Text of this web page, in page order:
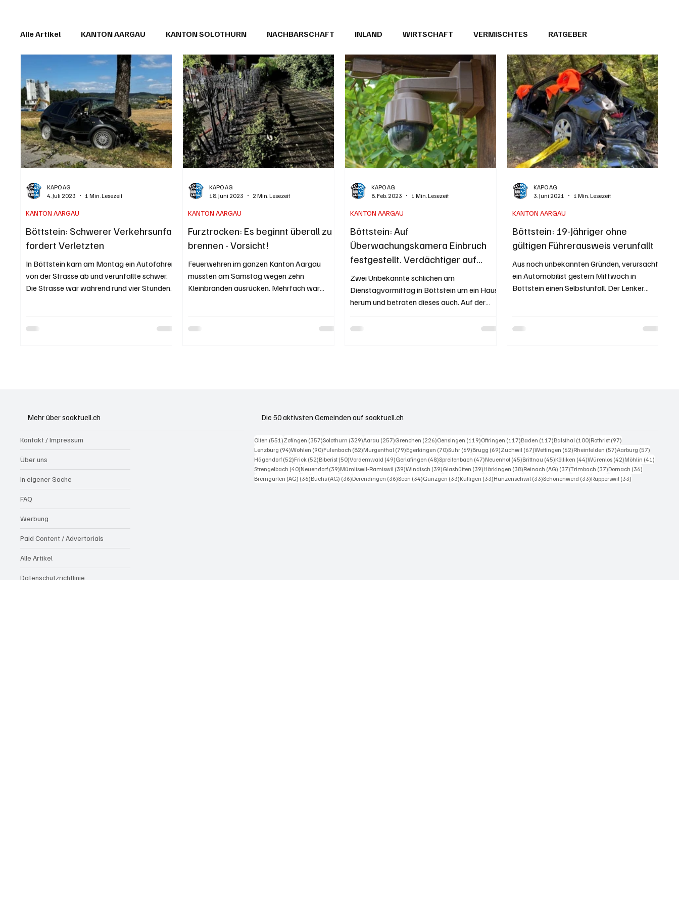
Alle Artikel KANTON AARGAU KANTON SOLOTHURN NACHBARSCHAFT INLAND WIRTSCHAFT VERMISCHTES RATGEBER
IN EIGENER SACHE KOMMENTARE LESERBRIEFE PUBLIREPORTAGEN TOPSTORY MUGA'26 GEMEINDEPORTRÄTS
Böttstein: Schwerer Verkehrsunfall
fordert Verletzten
In Böttstein kam am Montag ein Autofahrer
von der Strasse ab und verunfallte schwer.
Die Strasse war während rund vier Stunden
KANTON AARGAU
KAPO AG
4. Juli 2023
1 Min. Lesezeit
Furztrocken: Es beginnt überall zu
brennen - Vorsicht!
Feuerwehren im ganzen Kanton Aargau
mussten am Samstag wegen zehn
Kleinbränden ausrücken. Mehrfach war
KANTON AARGAU
KAPO AG
18. Juni 2023
2 Min. Lesezeit
Böttstein: Auf
Überwachungskamera Einbruch
festgestellt. Verdächtiger auf
Flucht festgenommen.
Zwei Unbekannte schlichen am
Dienstagvormittag in Böttstein um ein Haus
herum und betraten dieses auch. Auf der
KANTON AARGAU
KAPO AG
8. Feb. 2023
1 Min. Lesezeit
Böttstein: 19-Jähriger ohne
gültigen Führerausweis verunfallt
Aus noch unbekannten Gründen, verursachte
ein Automobilist gestern Mittwoch in
Böttstein einen Selbstunfall. Der Lenker
KANTON AARGAU
KAPO AG
3. Juni 2021
1 Min. Lesezeit
Mehr über soaktuell.ch
Kontakt / Impressum
Über uns
In eigener Sache
FAQ
Werbung
Paid Content / Advertorials
Alle Artikel
Datenschutzrichtlinie
Die 50 aktivsten Gemeinden auf soaktuell.ch
Olten (551)551 Beiträge
Zofingen (357)357 Beiträge
Solothurn (329)329 Beiträge
Aarau (257)257 Beiträge
Grenchen (226)226 Beiträge
Oensingen (119)119 Beiträge
Oftringen (117)117 Beiträge
Baden (117)117 Beiträge
Balsthal (100)100 Beiträge
Rothrist (97)
Lenzburg (94)94 Beiträge
Wohlen (90)90 Beiträge
Fulenbach (82)82 Beiträge
Murgenthal (79)79 Beiträge
Egerkingen (70)70 Beiträge
Suhr (69)69 Beiträge
Brugg (69)69 Beiträge
Zuchwil (67)67 Beiträge
Wettingen (62)62 Beiträge
Rheinfelden (57)57 Beiträge
Aarburg (57)
Hägendorf (52)52 Beiträge
Frick (52)52 Beiträge
Biberist (50)50 Beiträge
Vordemwald (49)49 Beiträge
Gerlafingen (48)48 Beiträge
Spreitenbach (47)47 Beiträge
Neuenhof (45)45 Beiträge
Brittnau (45)45 Beiträge
Kölliken (44)44 Beiträge
Würenlos (42)42 Beiträge
Möhlin (41)
Strengelbach (40)40 Beiträge
Neuendorf (39)39 Beiträge
Mümliswil-Ramiswil (39)39 Beiträge
Windisch (39)39 Beiträge
Glashütten (39)39 Beiträge
Härkingen (38)38 Beiträge
Reinach (AG) (37)37 Beiträge
Trimbach (37)37 Beiträge
Dornach (36)
Bremgarten (AG) (36)36 Beiträge
Buchs (AG) (36)36 Beiträge
Derendingen (36)36 Beiträge
Seon (34)34 Beiträge
Gunzgen (33)33 Beiträge
Küttigen (33)33 Beiträge
Hunzenschwil (33)33 Beiträge
Schönenwerd (33)33 Beiträge
Rupperswil (33)